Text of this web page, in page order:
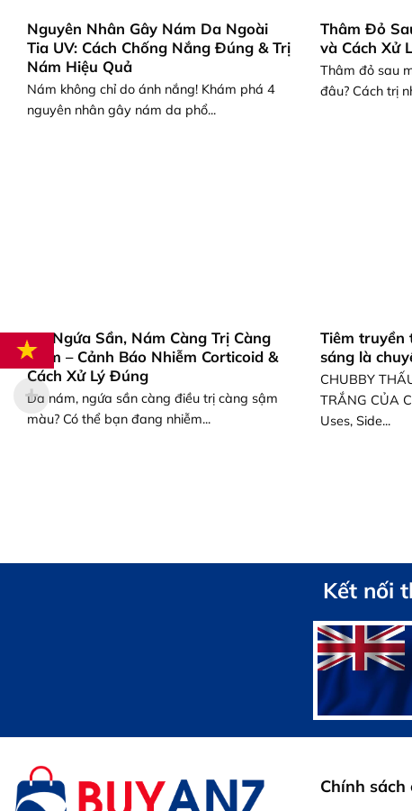
Nguyên Nhân Gây Nám Da Ngoài
Tia UV: Cách Chống Nắng Đúng & Trị
Nám Hiệu Quả
Nám không chỉ do ánh nắng! Khám phá 4
nguyên nhân gây nám da phổ...
Thâm Đỏ
và Cách Xử
Thâm đỏ sau
đâu? Cách trị
Da Ngứa Sần, Nám Càng Trị Càng
Đậm – Cảnh Báo Nhiễm Corticoid &
Cách Xử Lý Đúng
Da nám, ngứa sần càng điều trị càng sậm
màu? Có thể bạn đang nhiễm...
Tiêm truyền
sáng là
CHUBBY
TRẮNG CỦA
Uses, Side...
Kết nối
Chính sách